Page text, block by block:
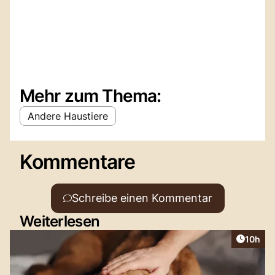
Mehr zum Thema:
Andere Haustiere
Kommentare
Schreibe einen Kommentar
Weiterlesen
Artikel
10h